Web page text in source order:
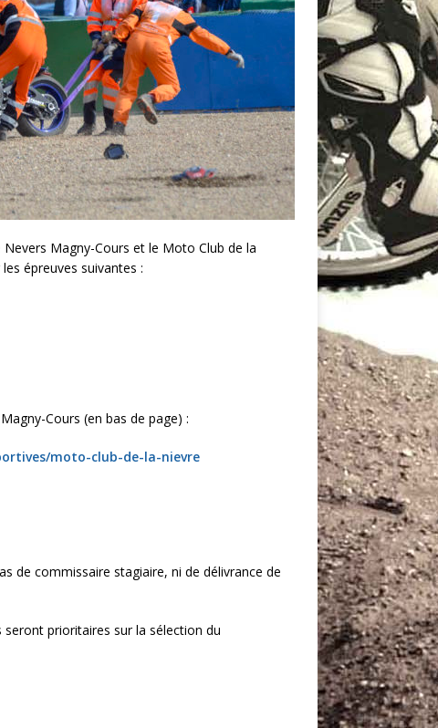
Magny-Cours et le Moto Club de la
épreuves suivantes :
Cours (en bas de page) :
moto-club-de-la-nievre
de commissaire stagiaire, ni de délivrance de
prioritaires sur la sélection du